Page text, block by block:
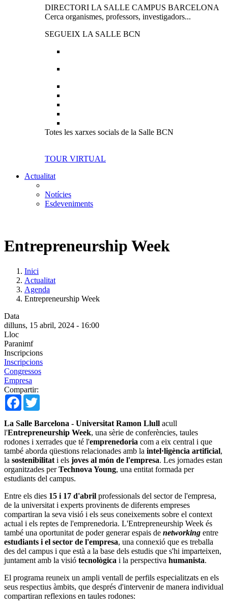
DIRECTORI LA SALLE CAMPUS BARCELONA
Cerca organismes, professors, investigadors...
SEGUEIX LA SALLE BCN
Totes les xarxes socials de la Salle BCN
TOUR VIRTUAL
Actualitat
Notícies
Esdeveniments
Entrepreneurship Week
Inici
Actualitat
Agenda
Entrepreneurship Week
Data
dilluns, 15 abril, 2024 - 16:00
Lloc
Paranimf
Inscripcions
Inscripcions
Congressos
Empresa
Compartir:
Facebook
La Salle Barcelona - Universitat Ramon Llull acull
l'Entrepreneurship Week, una sèrie de conferències, taules
rodones i xerrades que té l'emprenedoria com a eix central i que
també aborda qüestions relacionades amb la intel·ligència artificial,
la sostenibilitat i els joves al món de l'empresa. Les jornades estan
organitzades perTechnova Young, una entitat formada per
estudiants del campus.
Entre els dies 15 i 17 d'abril professionals del sector de l'empresa,
de la universitat i experts provinents de diferents empreses
compartiran la seva visió i els seus coneixements sobre el context
actual i els reptes de l'emprenedoria. L'Entrepreneurship Week és
també una oportunitat de poder generar espais de networking entre
estudiants i el sector de l'empresa, una connexió que es treballa
des del campus i que està a la base dels estudis que s'hi imparteixen,
juntament amb la visió tecnològica i la perspectiva humanista.
El programa reuneix un ampli ventall de perfils especialitzats en els
seus respectius àmbits, que després d'intervenir de manera individual
compartiran reflexions en taules rodones: